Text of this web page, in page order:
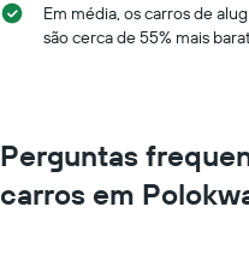
Em média, os carros de
são cerca de 55% mais
Perguntas
carros em